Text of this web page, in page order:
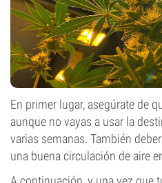
En primer lugar, asegúrate de
aunque no vayas a usar la
varias semanas. También
una buena circulación de aire